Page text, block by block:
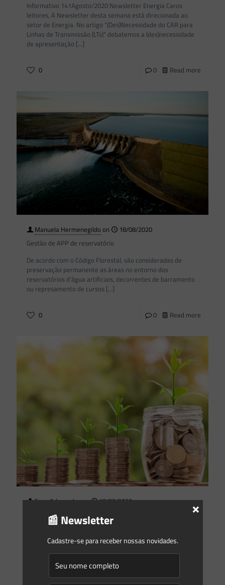
Informativo 141Agosto/2020 Newsletter Energia Caros
leitores, A Newsletter desta semana está direcionada ao
setor de Energia. No artigo “(Des)Necessidade do CAR para
Linhas de Transmissão (LTs)“ debatemos a (des)necessidade
de apresentação […]
0 0 Read more
Manuela Hermenegildo on
18/08/2020
Gestão de APP de reservatório
De acordo com o Código Florestal, são consideradas de
preservação permanente as áreas no entorno dos
reservatórios d’água artificiais, decorrentes de barramento
ou represamento de cursos […]
0 0 Read more
Saes Advogadoson
18/08/2020
Apostando no verde: benefícios fiscais para a emissão de
títulos verdes (green bonds) pelo setor elétrico
Entre os principais meios que qualquer empresa tem para a
📰 Newsletter
Cadastre-se para receber nossas novidades.
×